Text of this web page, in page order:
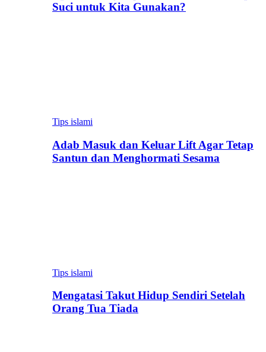
Suci untuk Kita Gunakan?
Tips islami
Adab Masuk dan Keluar Lift Agar Tetap
Santun dan Menghormati Sesama
Tips islami
Mengatasi Takut Hidup Sendiri Setelah
Orang Tua Tiada